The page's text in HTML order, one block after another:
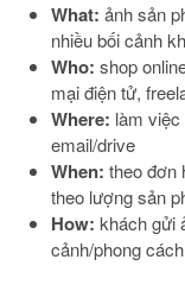
What: ảnh sản
nhiều bối cảnh
Who: shop
mại điện tử,
Where: làm việc
email/drive
When: theo đơn
theo lượng sản
How: khách gửi
cảnh/phong